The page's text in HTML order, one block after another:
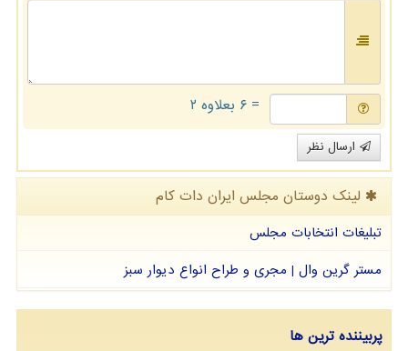
= ۶ بعلاوه ۲
ارسال نظر
لینک دوستان مجلس ایران دات كام
تبلیغات انتخابات مجلس
مستر گرین وال | مجری و طراح انواع دیوار سبز
پربیننده ترین ها